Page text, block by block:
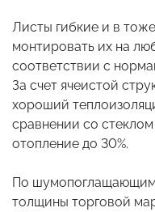
Листы гибкие и в
монтировать их на
соответствии с
За счет ячеистой
хороший
сравнении со
отопление до 30%.
По шумопоглащающим
толщины торговой